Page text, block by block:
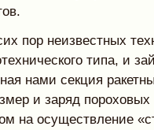
пор неизвестных
типа, и
нами секция
и заряд пороховых
на осуществление